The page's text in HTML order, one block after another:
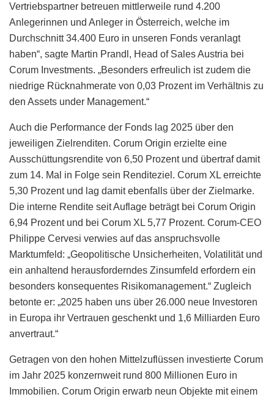
Vertriebspartner betreuen mittlerweile rund 4.200
Anlegerinnen und Anleger in Österreich, welche im
Durchschnitt 34.400 Euro in unseren Fonds veranlagt
haben“, sagte Martin Prandl, Head of Sales Austria bei
Corum Investments. „Besonders erfreulich ist zudem die
niedrige Rücknahmerate von 0,03 Prozent im Verhältnis zu
den Assets under Management.“
Auch die Performance der Fonds lag 2025 über den
jeweiligen Zielrenditen. Corum Origin erzielte eine
Ausschüttungsrendite von 6,50 Prozent und übertraf damit
zum 14. Mal in Folge sein Renditeziel. Corum XL erreichte
5,30 Prozent und lag damit ebenfalls über der Zielmarke.
Die interne Rendite seit Auflage beträgt bei Corum Origin
6,94 Prozent und bei Corum XL 5,77 Prozent. Corum-CEO
Philippe Cervesi verwies auf das anspruchsvolle
Marktumfeld: „Geopolitische Unsicherheiten, Volatilität und
ein anhaltend herausforderndes Zinsumfeld erfordern ein
besonders konsequentes Risikomanagement.“ Zugleich
betonte er: „2025 haben uns über 26.000 neue Investoren
in Europa ihr Vertrauen geschenkt und 1,6 Milliarden Euro
anvertraut.“
Getragen von den hohen Mittelzuflüssen investierte Corum
im Jahr 2025 konzernweit rund 800 Millionen Euro in
Immobilien. Corum Origin erwarb neun Objekte mit einem